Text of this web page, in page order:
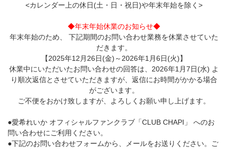
<カレンダー上の休日(土・日・祝日)や年末年始を除く>
◆年末年始休業のお知らせ◆
年末年始のため、 下記期間のお問い合わせ業務を休業させていた
だきます。
【2025年12月26日(金)～2026年1月6日(火)】
休業中にいただいたお問い合わせの回答は、2026年1月7日(水) よ
り順次返信とさせていただきますが、返信にお時間がかかる場合
がございます。
ご不便をおかけ致しますが、よろしくお願い申し上げます。
●愛希れいか オフィシャルファンクラブ「CLUB CHAPI」 へのお
問い合わせにご利用ください。
●下記のお問い合わせフォームから、メールをお送りください。ご